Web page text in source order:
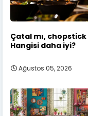
Çatal mı, chopstick
Hangisi daha iyi?
Ağustos 05, 2026